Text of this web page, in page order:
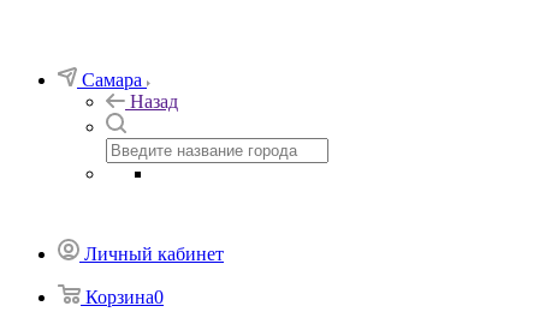
Самара
Назад
Личный кабинет
Корзина0